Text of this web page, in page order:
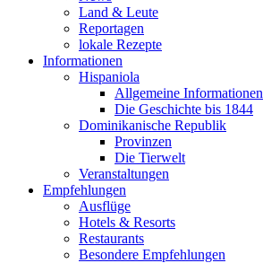
Land & Leute
Reportagen
lokale Rezepte
Informationen
Hispaniola
Allgemeine Informationen
Die Geschichte bis 1844
Dominikanische Republik
Provinzen
Die Tierwelt
Veranstaltungen
Empfehlungen
Ausflüge
Hotels & Resorts
Restaurants
Besondere Empfehlungen